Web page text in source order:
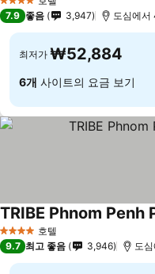
4 성급
7.9 좋음 3,947 도심에서
최저가 ₩52,884
6개 사이트의 요금 보기
4 성급 호텔
TRIBE Phnom
9.7 최고 좋음 3,946 도